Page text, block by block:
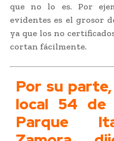
que no lo es. Por
evidentes es el grosor
ya que los no
cortan fácilmente.
Por su
local 54 de
Parque